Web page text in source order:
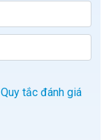
Quy tắc đánh giá